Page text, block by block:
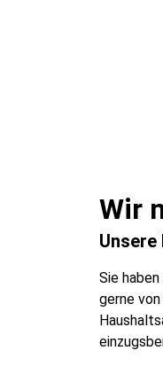
Wir
Sie
gerne